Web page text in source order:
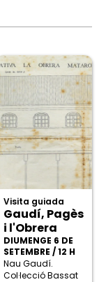
Visita guiada
Gaudí, Pagès
i l'Obrera
DIUMENGE 6 DE
SETEMBRE / 12 H
Nau Gaudí.
Col·lecció Bassat